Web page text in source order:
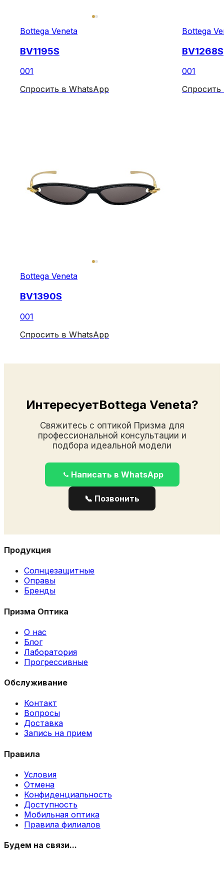
Bottega Veneta
BV1195S
001
Спросить в WhatsApp
Bottega
BV1268S
001
Спросить
Bottega Veneta
BV1390S
001
Спросить в WhatsApp
ИнтересуетBottega Veneta?
Свяжитесь с оптикой Призма для
профессиональной консультации и
подбора идеальной модели
Написать в WhatsApp
📞 Позвонить
Продукция
Солнцезащитные
Оправы
Бренды
Призма Оптика
О нас
Блог
Лаборатория
Прогрессивные
Обслуживание
Контакт
Вопросы
Доставка
Запись на прием
Правила
Условия
Отмена
Конфиденциальность
Доступность
Мобильная оптика
Правила филиалов
Будем на связи...